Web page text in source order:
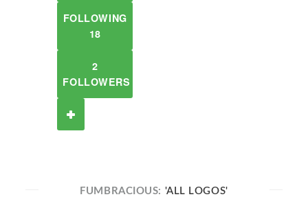
FOLLOWING
18
2
FOLLOWERS
FUMBRACIOUS: 'ALL LOGOS'